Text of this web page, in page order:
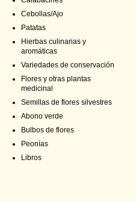
Cebollas/Ajo
Patatas
Hierbas culinarias y
aromáticas
Variedades de conservación
Flores y otras plantas
medicinal
Semillas de flores silvestres
Abono verde
Bulbos de flores
Peonías
Libros